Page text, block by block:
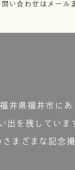
い合わせはメール
井県福井市にあ
出を残していま
まざまな記念